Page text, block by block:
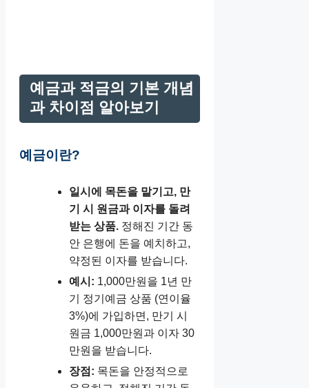
예금과 적금의 기본 개념
과 차이점 알아보기
예금이란?
일시에 목돈을 맡기고, 만
기 시 원금과 이자를 돌려
받는 상품. 정해진 기간 동
안 은행에 돈을 예치하고,
약정된 이자를 받습니다.
예시: 1,000만원을 1년 만
기 정기예금 상품 (연이율
3%)에 가입하면, 만기 시
원금 1,000만원과 이자 30
만원을 받습니다.
장점: 목돈을 안정적으로